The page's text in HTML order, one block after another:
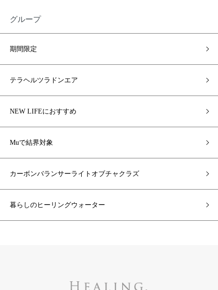
グループ
期間限定
テラヘルツラドンエア
NEW LIFEにおすすめ
Muで結界対象
カーボンバランサーライトオブチャクラズ
暮らしのヒーリングウォーター